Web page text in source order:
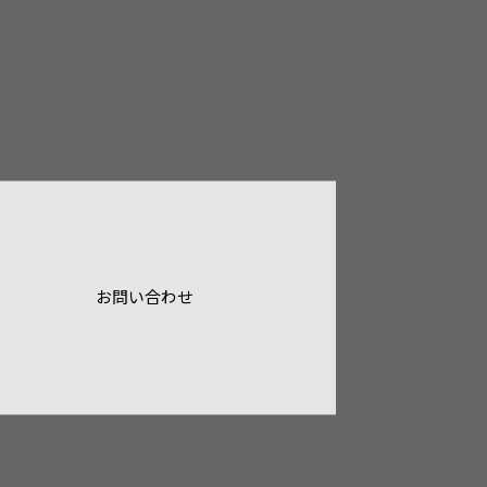
お問い合わせ